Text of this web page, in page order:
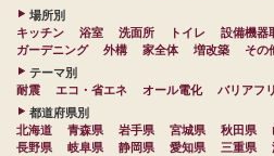
場所別
キッチン
浴室 洗面所 トイレ 設備機器
ガーデニング
外構 家全体 増改築
その
テーマ別
耐震
エコ・省エネ オール電化 バリアフ
都道府県別
北海道
青森県 岩手県 宮城県 秋田県
長野県
岐阜県 静岡県 愛知県 三重県